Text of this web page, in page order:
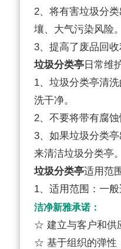
2、将有害垃圾分
壤、大气污染风险。
3、提高了废品回
垃圾分类亭 日常维
1、垃圾分类亭清
洗干净。
2、不要将带有腐
3、如果垃圾分类
来清洁垃圾分类亭。
垃圾分类亭适用范
1、适用范围：一
洁净新雅承诺：
☆ 建立与客户和供
☆ 基于组织的弹性